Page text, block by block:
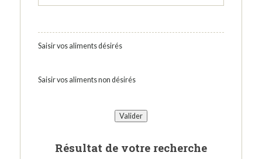
Saisir vos aliments désirés
Saisir vos aliments non désirés
Résultat de votre recherche